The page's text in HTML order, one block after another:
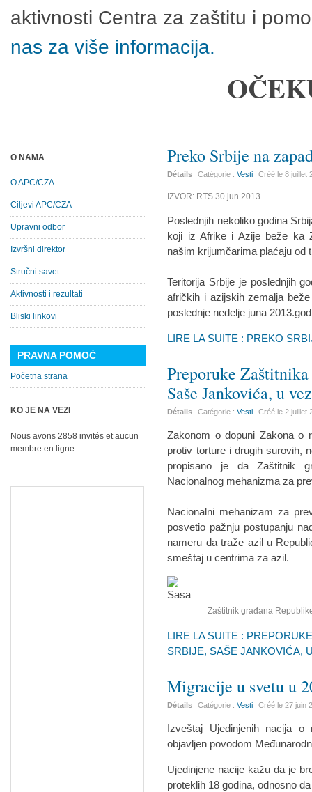
aktivnosti Centra za zaštitu i
nas za više informacija.
Preko Srbije na
Détails Catégorie :Vesti Créé le8 juillet
IZVOR: RTS 30.jun 2013.
Poslednjih nekoliko godina
koji iz Afrike i Azije beže ka
našim krijumčarima plaćaju od
Teritorija Srbije je poslednjih
afričkih i azijskih zemalja
poslednje nedelje juna
LIRE LA SUITE : PREKO
Preporuke
Saše Jankovića, u
Détails Catégorie :Vesti Créé le2 juillet
Zakonom o dopuni Zakona o
protiv torture i drugih surovih,
propisano je da Zaštitnik
Nacionalnog mehanizma za
Nacionalni mehanizam za
posvetio pažnju postupanju
nameru da traže azil u
smeštaj u centrima za azil.
Zaštitnik građana
LIRE LA SUITE :
SRBIJE, SAŠE JANKOVIĆA,
Migracije u svetu u
Détails Catégorie :Vesti Créé le27 juin
Izveštaj Ujedinjenih nacija o
objavljen povodom
Ujedinjene nacije kažu da je
proteklih 18 godina, odnosno
O NAMA
O APC/CZA
Ciljevi APC/CZA
Upravni odbor
Izvršni direktor
Stručni savet
Aktivnosti i rezultati
Bliski linkovi
PRAVNA POMOĆ
Početna strana
KO JE NA VEZI
Nous avons 2858 invités et aucun
membre en ligne